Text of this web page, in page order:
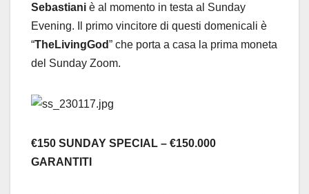
Sebastiani è al momento in testa al Sunday
Evening. Il primo vincitore di questi domenicali è
“TheLivingGod” che porta a casa la prima moneta
del Sunday Zoom.
€150 SUNDAY SPECIAL – €150.000
GARANTITI